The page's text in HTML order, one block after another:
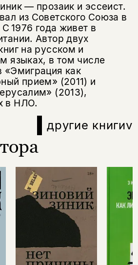
— прозаик и эссеист.
из Советского Союза в
С 1976 года живет в
Автор двух
на русском и
языках, в том числе
«Эмиграция как
прием» (2011) и
(2013),
в НЛО.
другие книгиv